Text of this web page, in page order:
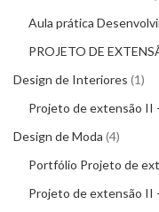
Aula prática
PROJETO DE
Design de Interiores 1
Projeto de extensão II
Design de Moda 4
Portfólio Projeto de
Projeto de extensão II